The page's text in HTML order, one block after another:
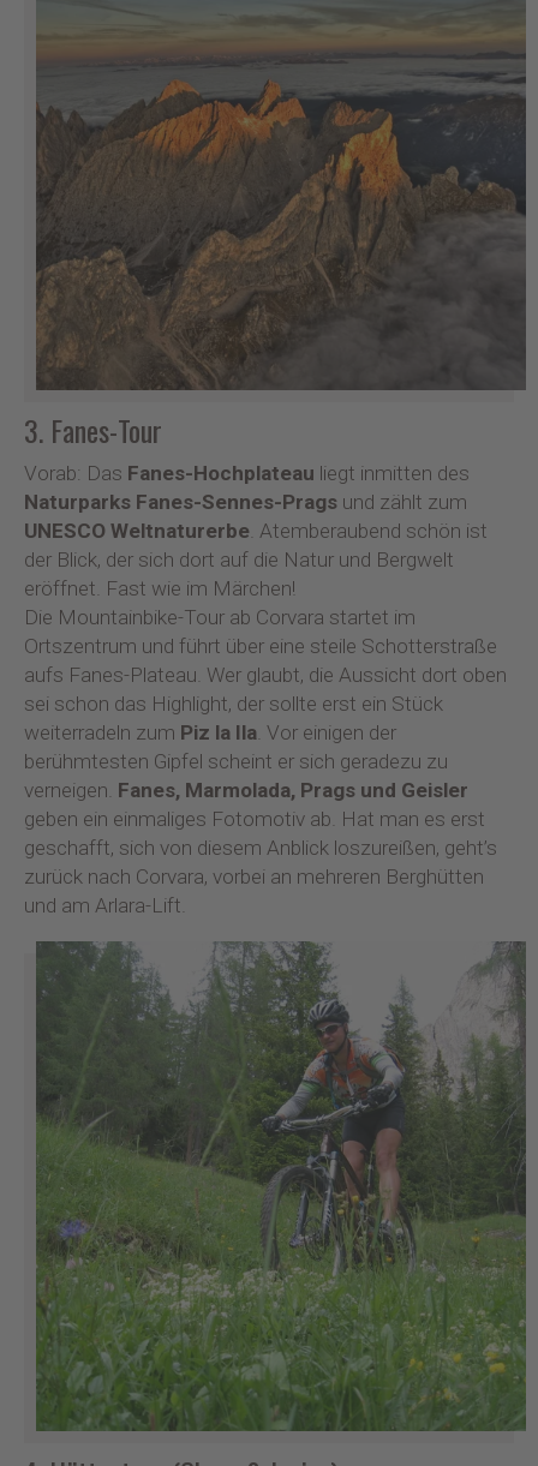
3. Fanes-Tour
Vorab: Das Fanes-Hochplateau liegt inmitten des
Naturparks Fanes-Sennes-Prags und zählt zum
UNESCO Weltnaturerbe. Atemberaubend schön ist
der Blick, der sich dort auf die Natur und Bergwelt
eröffnet. Fast wie im Märchen!
Die Mountainbike-Tour ab Corvara startet im
Ortszentrum und führt über eine steile Schotterstraße
aufs Fanes-Plateau. Wer glaubt, die Aussicht dort oben
sei schon das Highlight, der sollte erst ein Stück
weiterradeln zum Piz la Ila. Vor einigen der
berühmtesten Gipfel scheint er sich geradezu zu
verneigen. Fanes, Marmolada, Prags und Geisler
geben ein einmaliges Fotomotiv ab. Hat man es erst
geschafft, sich von diesem Anblick loszureißen, geht’s
zurück nach Corvara, vorbei an mehreren Berghütten
und am Arlara-Lift.